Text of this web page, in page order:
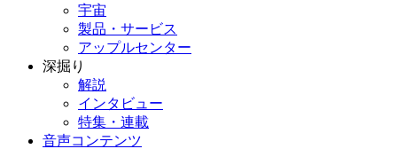
宇宙
製品・サービス
アップルセンター
深掘り
解説
インタビュー
特集・連載
音声コンテンツ